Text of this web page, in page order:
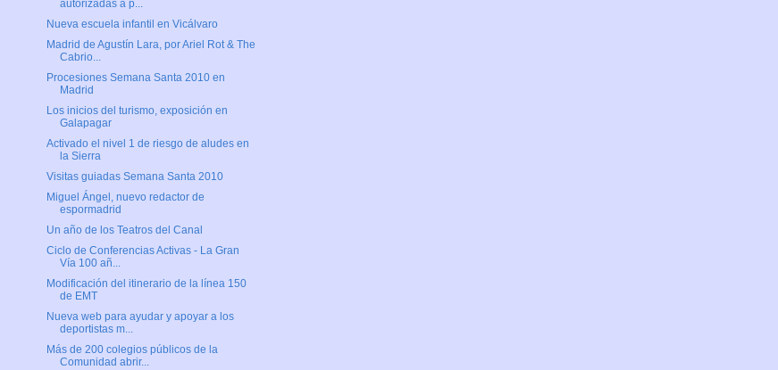
autorizadas a p...
Nueva escuela infantil en Vicálvaro
Madrid de Agustín Lara, por Ariel Rot & The
Cabrio...
Procesiones Semana Santa 2010 en
Madrid
Los inicios del turismo, exposición en
Galapagar
Activado el nivel 1 de riesgo de aludes en
la Sierra
Visitas guiadas Semana Santa 2010
Miguel Ángel, nuevo redactor de
espormadrid
Un año de los Teatros del Canal
Ciclo de Conferencias Activas - La Gran
Vía 100 añ...
Modificación del itinerario de la línea 150
de EMT
Nueva web para ayudar y apoyar a los
deportistas m...
Más de 200 colegios públicos de la
Comunidad abrir...